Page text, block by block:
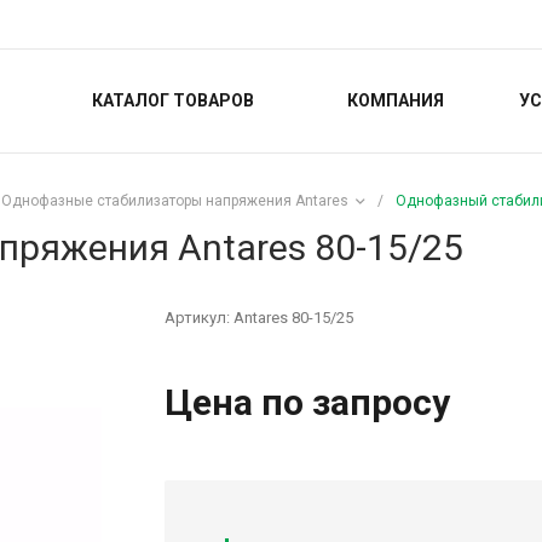
КАТАЛОГ ТОВАРОВ КОМПАНИЯ
Однофазные стабилизаторы напряжения Antares / Однофазный
Antares 80-15/25
Артикул: Antares 80-15/25
Цена по запросу